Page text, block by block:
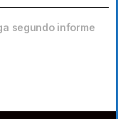
segundo informe